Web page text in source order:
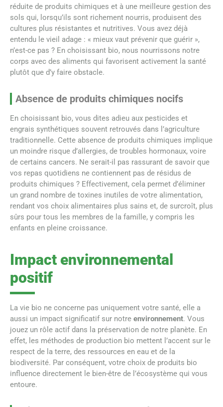
réduite de produits chimiques et à une meilleure gestion des
sols qui, lorsqu’ils sont richement nourris, produisent des
cultures plus résistantes et nutritives. Vous avez déjà
entendu le vieil adage : « mieux vaut prévenir que guérir »,
n’est-ce pas ? En choisissant bio, nous nourrissons notre
corps avec des aliments qui favorisent activement la santé
plutôt que d’y faire obstacle.
Absence de produits chimiques nocifs
En choisissant bio, vous dites adieu aux pesticides et
engrais synthétiques souvent retrouvés dans l’agriculture
traditionnelle. Cette absence de produits chimiques implique
un moindre risque d’allergies, de troubles hormonaux, voire
de certains cancers. Ne serait-il pas rassurant de savoir que
vos repas quotidiens ne contiennent pas de résidus de
produits chimiques ? Effectivement, cela permet d’éliminer
un grand nombre de toxines inutiles de votre alimentation,
rendant vos choix alimentaires plus sains et, de surcroît, plus
sûrs pour tous les membres de la famille, y compris les
enfants en pleine croissance.
Impact environnemental
positif
La vie bio ne concerne pas uniquement votre santé, elle a
aussi un impact significatif sur notre environnement. Vous
jouez un rôle actif dans la préservation de notre planète. En
effet, les méthodes de production bio mettent l’accent sur le
respect de la terre, des ressources en eau et de la
biodiversité. Par conséquent, votre choix de produits bio
influence directement le bien-être de l’écosystème qui vous
entoure.